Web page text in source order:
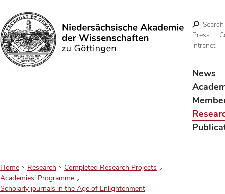
Search
Search
Press
Intranet
News
Home Research
Completed Research Projects
Academies’ Programme
Scholarly journals in the Age of Enlightenment